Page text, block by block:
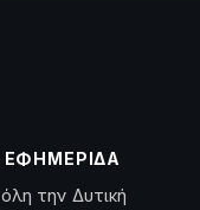
ΕΦΗΜΕΡΊΔΑ
την Δυτική